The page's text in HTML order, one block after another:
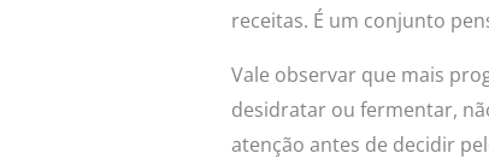
receitas. É um conjunto
Vale observar que mais
desidratar ou fermentar,
atenção antes de decidir